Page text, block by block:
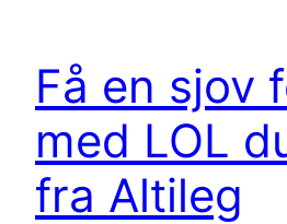
Få en sjov
med LOL
fra Altileg